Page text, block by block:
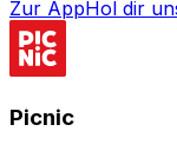
Zur AppHol dir
Picnic